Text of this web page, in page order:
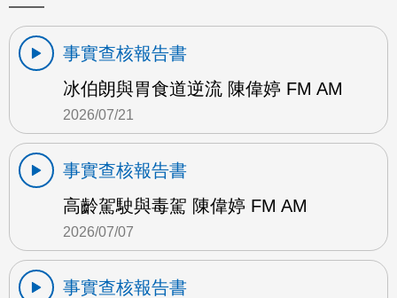
事實查核報告書
冰伯朗與胃食道逆流 陳偉婷 FM AM
2026/07/21
事實查核報告書
高齡駕駛與毒駕 陳偉婷 FM AM
2026/07/07
事實查核報告書